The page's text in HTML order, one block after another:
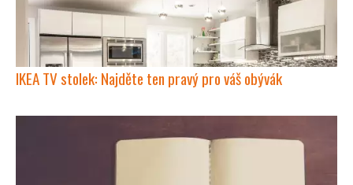
IKEA TV stolek: Najděte ten pravý pro váš obývák